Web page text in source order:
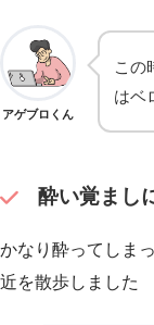
アゲブロくん
この
はベ
酔い覚まし
かなり酔ってしま
近を散歩しました